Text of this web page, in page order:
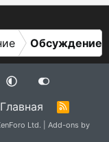
Обсуждение
Главная
R
S
Ltd.
Add-ons by